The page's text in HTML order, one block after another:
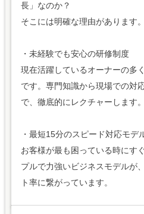
長」なのか？
そこには明確な理由があります。
・未経験でも安心の研修制度
現在活躍しているオーナーの多
です。専門知識から現場での対
で、徹底的にレクチャーします。
・最短15分のスピード対応モデ
お客様が最も困っている時にす
プルで力強いビジネスモデルが
ト率に繋がっています。